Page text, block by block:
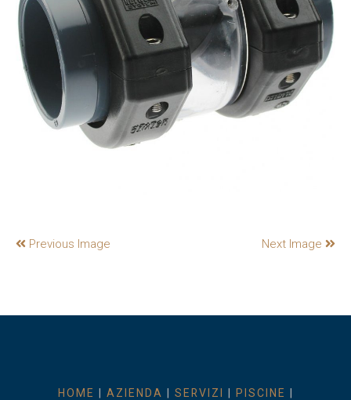
Previous Image Next Image
HOME AZIENDA SERVIZI PISCINE